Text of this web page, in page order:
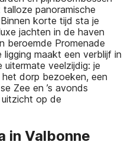
panoramische
korte tijd sta je
jachten in de haven
beroemde Promenade
maakt een verblijf in
uitermate veelzijdig: je
dorp bezoeken, een
Zee en ’s avonds
op de
in Valbonne